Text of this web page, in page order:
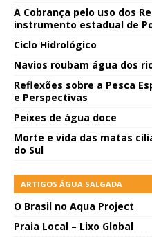
A Cobrança pelo uso dos
instrumento estadual de
Ciclo Hidrológico
Navios roubam água dos
Reflexões sobre a Pesca
e Perspectivas
Peixes de água doce
Morte e vida das matas
do Sul
ARTIGOS ÁGUA SALGADA
O Brasil no Aqua Project
Praia Local – Lixo Global